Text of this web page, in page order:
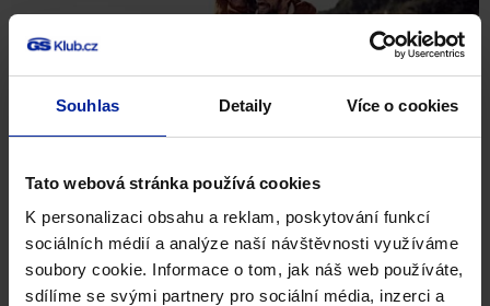
Souhlas Detaily Více o cookies
Tato webová stránka používá cookies
K personalizaci obsahu a reklam, poskytování funkcí
sociálních médií a analýze naší návštěvnosti využíváme
soubory cookie. Informace o tom, jak náš web používáte,
sdílíme se svými partnery pro sociální média, inzerci a
Vitaminy B1, B6a B12, biotin a niacin podporují normální
psychickou činnost